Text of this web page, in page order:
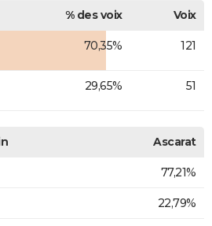
% des voix
Voix
70,35% 121
29,65% 51
Ascarat
77,21%
22,79%